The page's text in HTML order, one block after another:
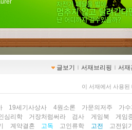
글보기 ｌ 서재브리핑 ｌ 서재
이 서재에서 사용된
19세기사상사 4원소론 가문의저주
가
심리학 거장처럼써라 검사 게임북 게임
계약결혼 고독 고인류학 고전 고전읽기